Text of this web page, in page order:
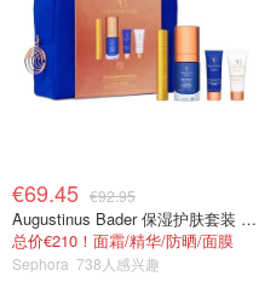
€69.45 €92.95
Augustinus Bader 保湿护肤套装 TFC8®
总价€210！面霜/精华/防晒/面膜
Sephora 738人感兴趣